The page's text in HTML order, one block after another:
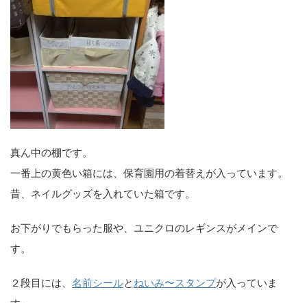
真ん中の棚です。
一番上の黄色い箱には、保育園用の着替えが入っています。
昔、ネイルグッズを入れていた箱です。
お下がりでもらった服や、ユニクロのレギンスがメインで
す。
２段目には、 名前シールと ねいみ〜スタンプが入っていま